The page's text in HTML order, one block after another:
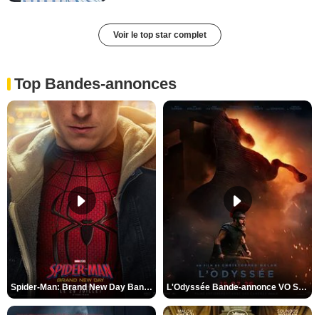
Voir le top star complet
Top Bandes-annonces
Spider-Man: Brand New Day Bande-annonce VO STFR L'Odyssée Bande-annonce VO STFR